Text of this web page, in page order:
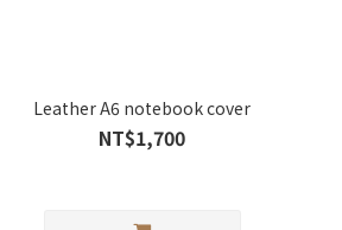
Leather A6 notebook cover
NT$1,700